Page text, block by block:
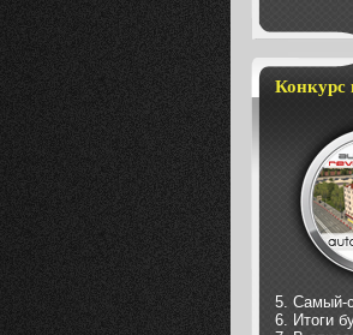
Конкурс
5. Самый-
6. Итоги